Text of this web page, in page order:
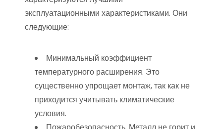
эксплуатационными характеристиками. Они
следующие:
Минимальный коэффициент
температурного расширения. Это
существенно упрощает монтаж, так как не
приходится учитывать климатические
условия.